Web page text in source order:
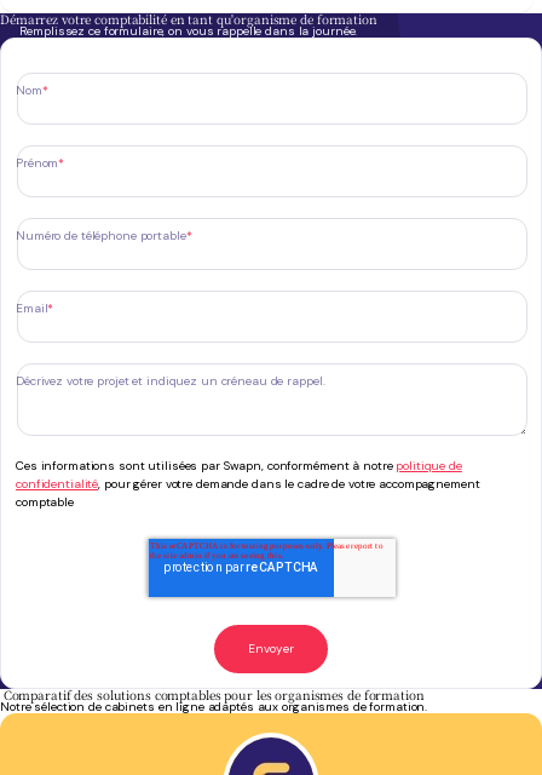
Démarrez votre comptabilité en tant qu'organisme de formation
Remplissez ce formulaire, on vous rappelle dans la journée.
Nom*
Prénom*
Numéro de téléphone portable*
Email*
Décrivez votre projet et indiquez un créneau de rappel.
Ces informations sont utilisées par Swapn, conformément à notre politique de
confidentialité, pour gérer votre demande dans le cadre de votre accompagnement
comptable
Comparatif des solutions comptables pour les organismes de formation
Notre sélection de cabinets en ligne adaptés aux organismes de formation.